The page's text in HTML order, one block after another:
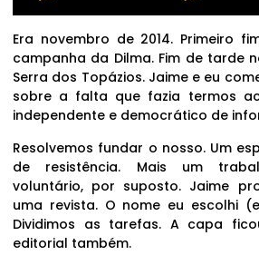
Era novembro de 2014. Primeiro
campanha da Dilma. Fim de tarde
Serra dos Topázios. Jaime e eu
sobre a falta que fazia termos
independente e democrático de
Resolvemos fundar o nosso. Um
de resistência. Mais um
voluntário, por suposto. Jaime
uma revista. O nome eu escolhi
Dividimos as tarefas. A capa
editorial também.